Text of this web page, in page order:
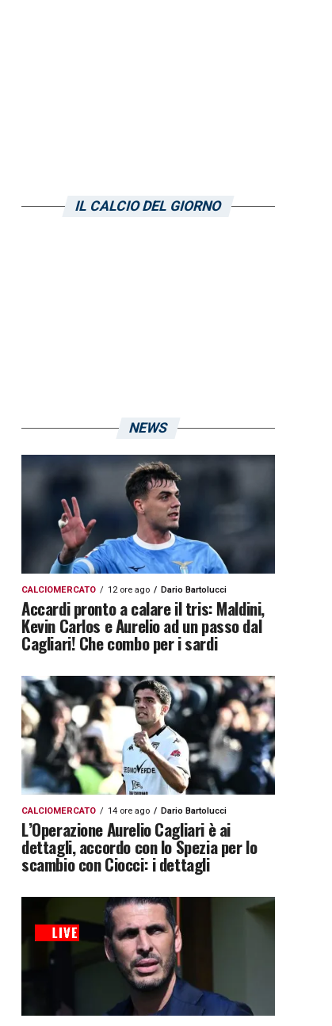
IL CALCIO DEL GIORNO
NEWS
CALCIOMERCATO 12 ore ago Dario Bartolucci
Accardi pronto a calare il tris: Maldini,
Kevin Carlos e Aurelio ad un passo dal
Cagliari! Che combo per i sardi
CALCIOMERCATO 14 ore ago Dario Bartolucci
L’Operazione Aurelio Cagliari è ai
dettagli, accordo con lo Spezia per lo
scambio con Ciocci: i dettagli